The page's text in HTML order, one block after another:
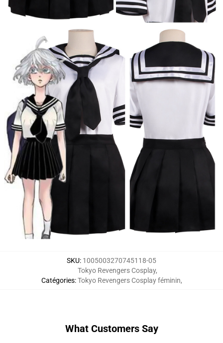
SKU: 1005003270745118-05
Catégories:
Tokyo Revengers Cosplay,
Tokyo Revengers Cosplay féminin,
What Customers Say